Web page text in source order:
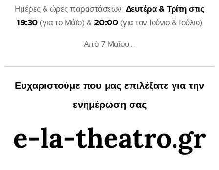
Ημέρες & ώρες παραστάσεων: Δευτέρα & Τρίτη στις
19:30(για το Μάϊο) & 20:00(για τον Ιούνιο & Ιούλιο)
Από 7 Μαΐου....
Ευχαριστούμε που μας επιλέξατε για την
ενημέρωση σας
e-la-theatro.gr